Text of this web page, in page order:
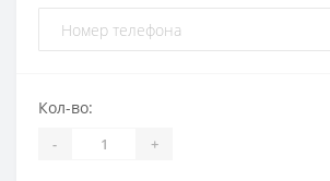
Кол-во:
- +